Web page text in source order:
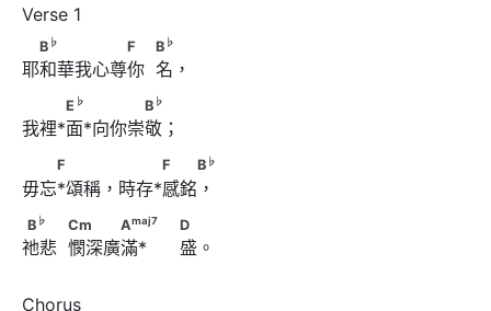
B ♭ F　            B
B ♭ F B ♭
耶和華我心尊你  名，
E ♭ B
E ♭ B ♭
我裡*面*向你崇敬；
F 　　 　　 F　　B ♭
F F B ♭
毋忘*頌稱，時存*感銘，
B♭ Cm　　　A
D
B ♭ Cm Amaj7 D
祂悲  憫深廣滿*      盛。